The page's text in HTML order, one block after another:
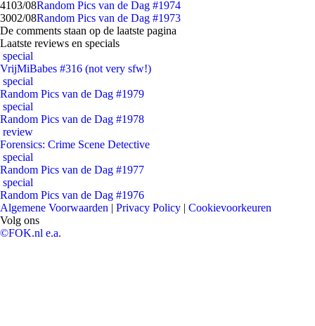
4103/08Random Pics van de Dag #1974
3002/08Random Pics van de Dag #1973
De comments staan op de laatste pagina
Laatste reviews en specials
special
VrijMiBabes #316 (not very sfw!)
special
Random Pics van de Dag #1979
special
Random Pics van de Dag #1978
review
Forensics: Crime Scene Detective
special
Random Pics van de Dag #1977
special
Random Pics van de Dag #1976
Algemene Voorwaarden | Privacy Policy | Cookievoorkeuren
Volg ons
©FOK.nl e.a.